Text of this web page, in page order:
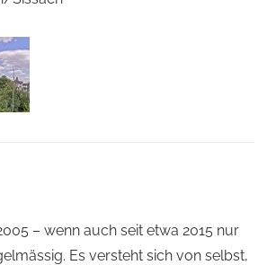
– wenn auch seit etwa 2015 nur
Es versteht sich von selbst,